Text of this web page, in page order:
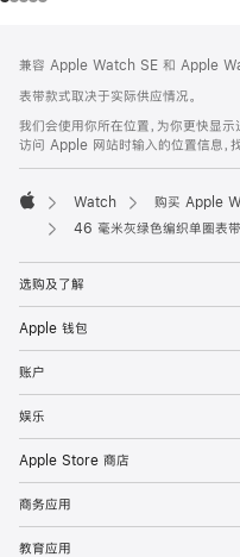
页
页
脚
注
兼容 Apple Watch SE 和 Apple
表带款式取决于实际供应情况。
我们会使用你所在位置，为你更快显
访问 Apple 网站时输入的位置信息，
Apple
Watch
购买 Apple
46 毫米灰绿色编织单圈表
选购及了解
Apple 钱包
账户
娱乐
Apple Store 商店
商务应用
教育应用